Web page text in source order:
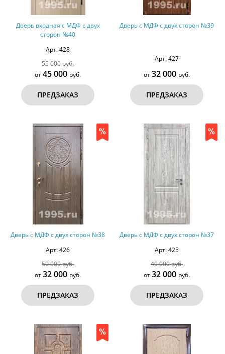
Дверь входная с МДФ с двух
сторон №40
Арт: 428
55 000 руб.
от45 000 руб.
ПРЕДЗАКАЗ
Дверь с МДФ с двух сторон №39
Арт: 427
от32 000 руб.
ПРЕДЗАКАЗ
Дверь с МДФ с двух сторон №38
Арт: 426
50 000 руб.
от32 000 руб.
ПРЕДЗАКАЗ
Дверь с МДФ с двух сторон №37
Арт: 425
40 000 руб.
от32 000 руб.
ПРЕДЗАКАЗ